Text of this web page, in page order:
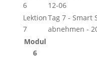
6
12-06
Lektion
7
Tag 7 - Smart
abnehmen -
Modul
6